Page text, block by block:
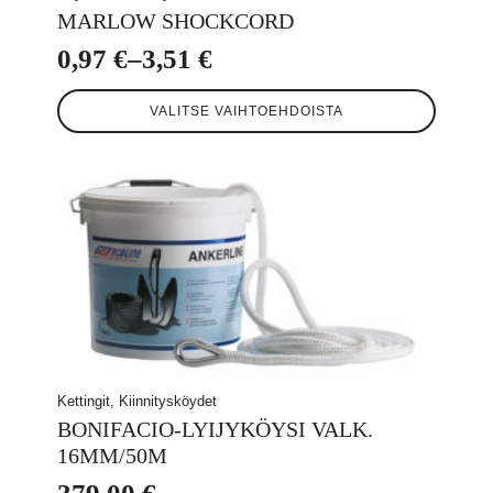
MARLOW SHOCKCORD
0,97 €–3,51 €
Hintaluokka:
0,97 €
3,51 €
VALITSE VAIHTOEHDOISTA
Tällä
tuotteella
muunnelma.
Voit
tehdä
valinnat
tuotteen
sivulla.
Kettingit, Kiinnitysköydet
BONIFACIO-LYIJYKÖYSI VALK.
16MM/50M